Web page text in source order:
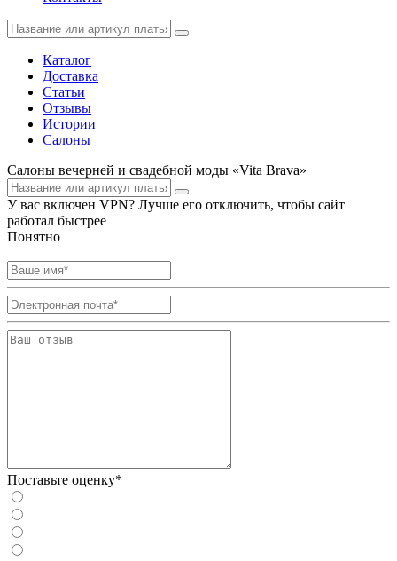
Каталог
Доставка
Статьи
Отзывы
Истории
Салоны
Салоны вечерней и свадебной моды «Vita Brava»
У вас включен VPN? Лучше его отключить, чтобы сайт
работал быстрее
Понятно
Поставьте оценку*